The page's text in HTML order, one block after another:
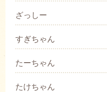
ざっしー
すぎちゃん
たーちゃん
たけちゃん